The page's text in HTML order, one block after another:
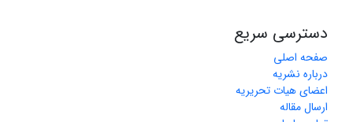
دسترسی سریع
صفحه اصلی
درباره نشریه
اعضای هیات تحریریه
ارسال مقاله